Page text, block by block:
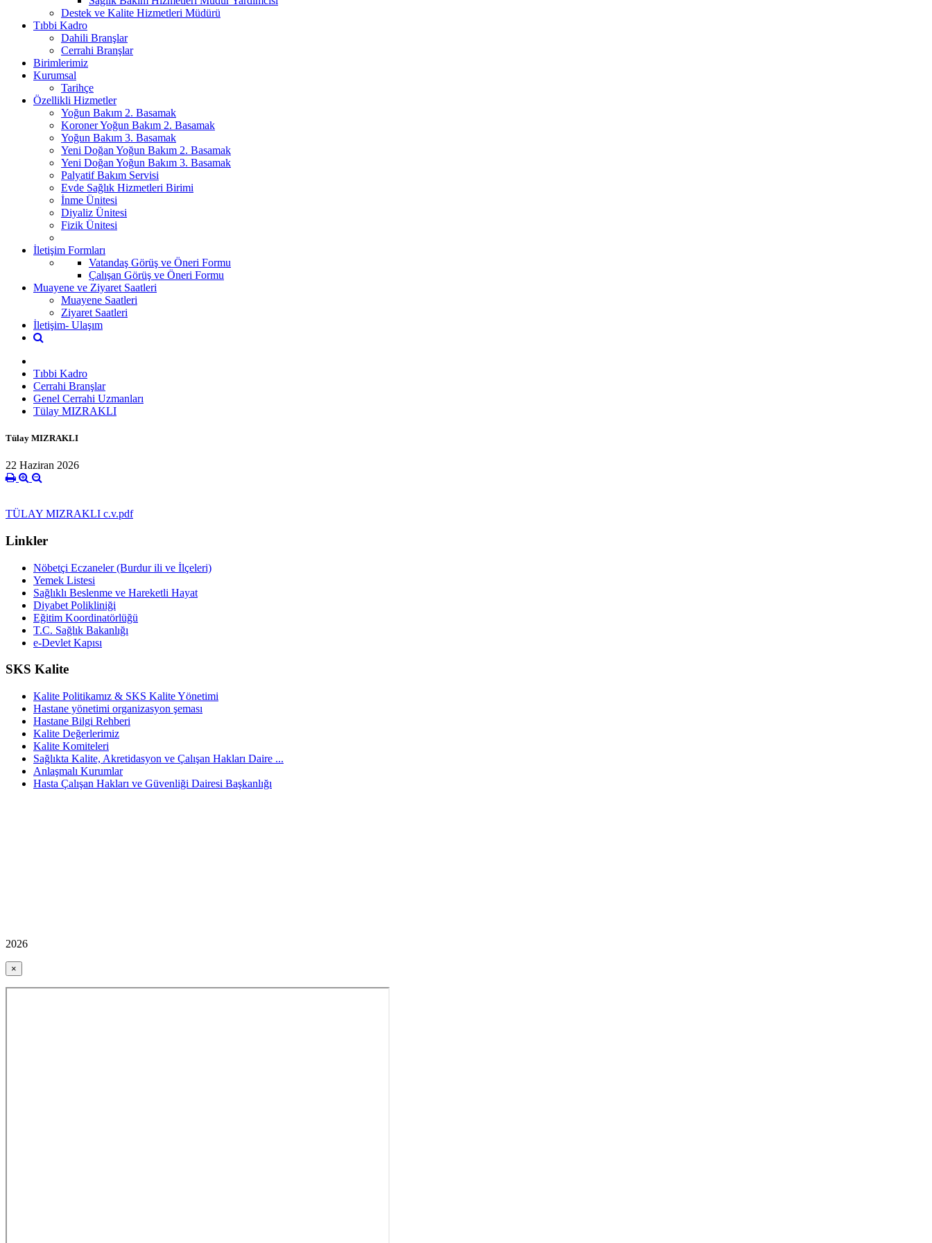
Destek ve Kalite Hizmetleri Müdürü
Tıbbi Kadro
Dahili Branşlar
Cerrahi Branşlar
Birimlerimiz
Kurumsal
Tarihçe
Özellikli Hizmetler
Yoğun Bakım 2. Basamak
Koroner Yoğun Bakım 2. Basamak
Yoğun Bakım 3. Basamak
Yeni Doğan Yoğun Bakım 2. Basamak
Yeni Doğan Yoğun Bakım 3. Basamak
Palyatif Bakım Servisi
Evde Sağlık Hizmetleri Birimi
İnme Ünitesi
Diyaliz Ünitesi
Fizik Ünitesi
İletişim Formları
Vatandaş Görüş ve Öneri Formu
Çalışan Görüş ve Öneri Formu
Muayene ve Ziyaret Saatleri
Muayene Saatleri
Ziyaret Saatleri
İletişim- Ulaşım
Tıbbi Kadro
Cerrahi Branşlar
Genel Cerrahi Uzmanları
Tülay MIZRAKLI
Tülay MIZRAKLI
22 Haziran 2026
TÜLAY MIZRAKLI c.v.pdf
Linkler
Nöbetçi Eczaneler (Burdur ili ve İlçeleri)
Yemek Listesi
Sağlıklı Beslenme ve Hareketli Hayat
Diyabet Polikliniği
Eğitim Koordinatörlüğü
T.C. Sağlık Bakanlığı
e-Devlet Kapısı
SKS Kalite
Kalite Politikamız & SKS Kalite Yönetimi
Hastane yönetimi organizasyon şeması
Hastane Bilgi Rehberi
Kalite Değerlerimiz
Kalite Komiteleri
Sağlıkta Kalite, Akretidasyon ve Çalışan Hakları Daire ...
Anlaşmalı Kurumlar
Hasta Çalışan Hakları ve Güvenliği Dairesi Başkanlığı
2026
×